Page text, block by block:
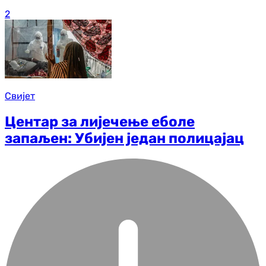
2
Свијет
Центар за лијечење еболе
запаљен: Убијен један полицајац